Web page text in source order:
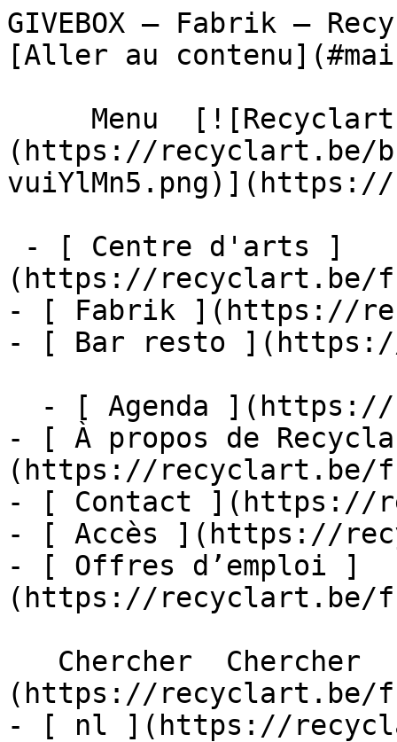
GIVEBOX – Fabrik –
[Aller au
(https://recyclart.be/
(https://recyclart.be/
- [ Fabrik ](https://
- [ Bar resto
- [ À propos de
(https://recyclart.be/
- [ Contact ](https://
- [ Accès ](https://
- [ Offres d’emploi ]
(https://recyclart.be/
(https://recyclart.be/
- [ nl ](https://